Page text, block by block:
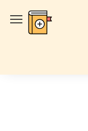
содержанию